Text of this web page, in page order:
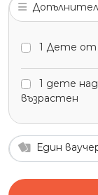
1 Дете от
1 дете над
възрастен
Един